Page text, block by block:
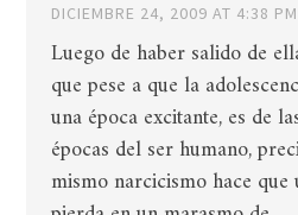
DICIEMBRE 24, 2009 AT 4:38 PM
Luego de haber salido de
que pese a que la
una época excitante, es de
épocas del ser humano,
mismo narcicismo hace que